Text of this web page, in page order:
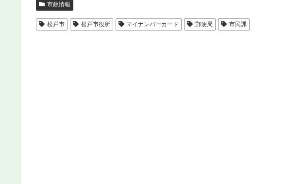
市政情報
松戸市 松戸市役所 マイナンバーカード 郵便局 市民課